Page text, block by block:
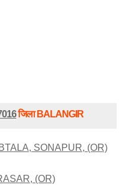
जिला BALANGIR
SONAPUR, (OR)
(OR)